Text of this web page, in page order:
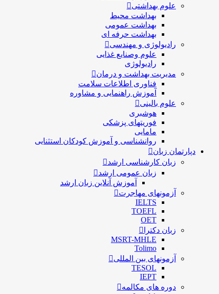
علوم بهداشتی
بهداشت محیط
بهداشت عمومی
بهداشت حرفه ای
رادیولوژی و مهندسی
علوم وصنایع غذایی
رادیولوژی
مدیریت بهداشت و درمان
فناوری اطلاعات سلامت
آموزش راهنمایی و مشاوره
علوم بالینی
هوشبری
فوریتهای پزشکی
مامایی
روانشناسی و آموزش کودکان استثنایی
دپارتمان زبان
زبان کارشناسی ارشد
زبان عمومی ارشد
آموزش آنلاین زبان ارشد
آزمونهای مهاجرت
IELTS
TOEFL
OET
زبان دکترا
MSRT-MHLE
Tolimo
آزمونهای بین المللی
TESOL
IEPT
دوره های مکالمه